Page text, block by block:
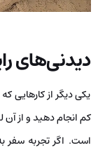
دیدنی‌های
یکی دیگر از کار‌هایی
کم انجام دهید و از
است. اگر تجربه سفر